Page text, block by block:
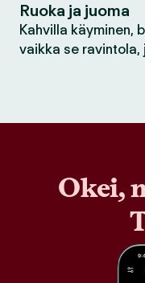
Ruoka ja juoma
Kahvilla käyminen,
vaikka se
Okei,